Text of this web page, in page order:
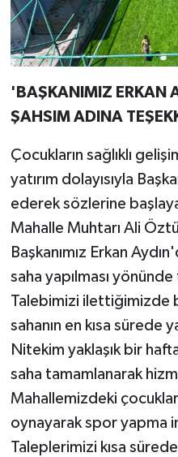
'BAŞKANIMIZ ERKAN
ŞAHSIM ADINA
Çocukların sağlıklı
yatırım dolayısıyla
ederek sözlerine
Mahalle Muhtarı Ali
Başkanımız Erkan
saha yapılması
Talebimizi ilettiğimizde
sahanın en kısa sürede
Nitekim yaklaşık bir
saha tamamlanarak
Mahallemizdeki
oynayarak spor yapma
Taleplerimizi kısa